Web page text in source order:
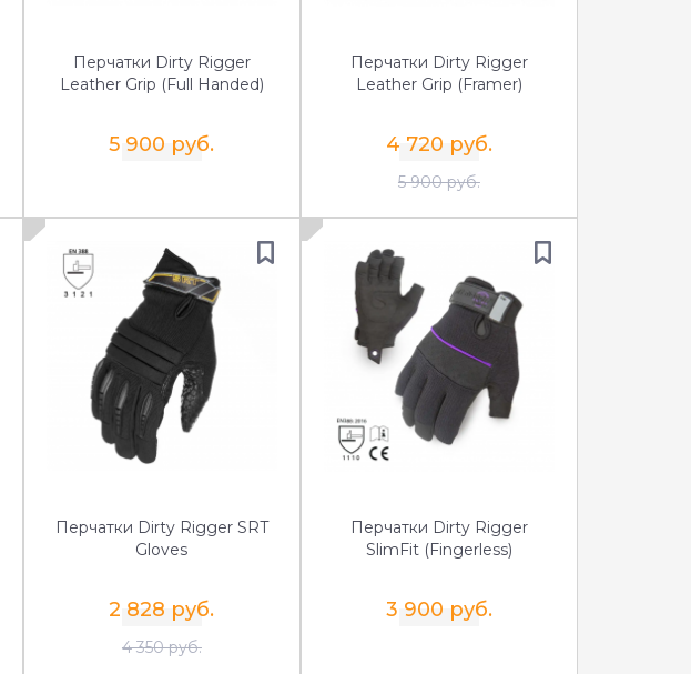
Перчатки Dirty Rigger
Leather Grip (Full Handed)
5 900 руб.
Перчатки Dirty Rigger
Leather Grip (Framer)
4 720 руб.
5 900 руб.
Перчатки Dirty Rigger SRT
Gloves
2 828 руб.
4 350 руб.
Перчатки Dirty Rigger
SlimFit (Fingerless)
3 900 руб.